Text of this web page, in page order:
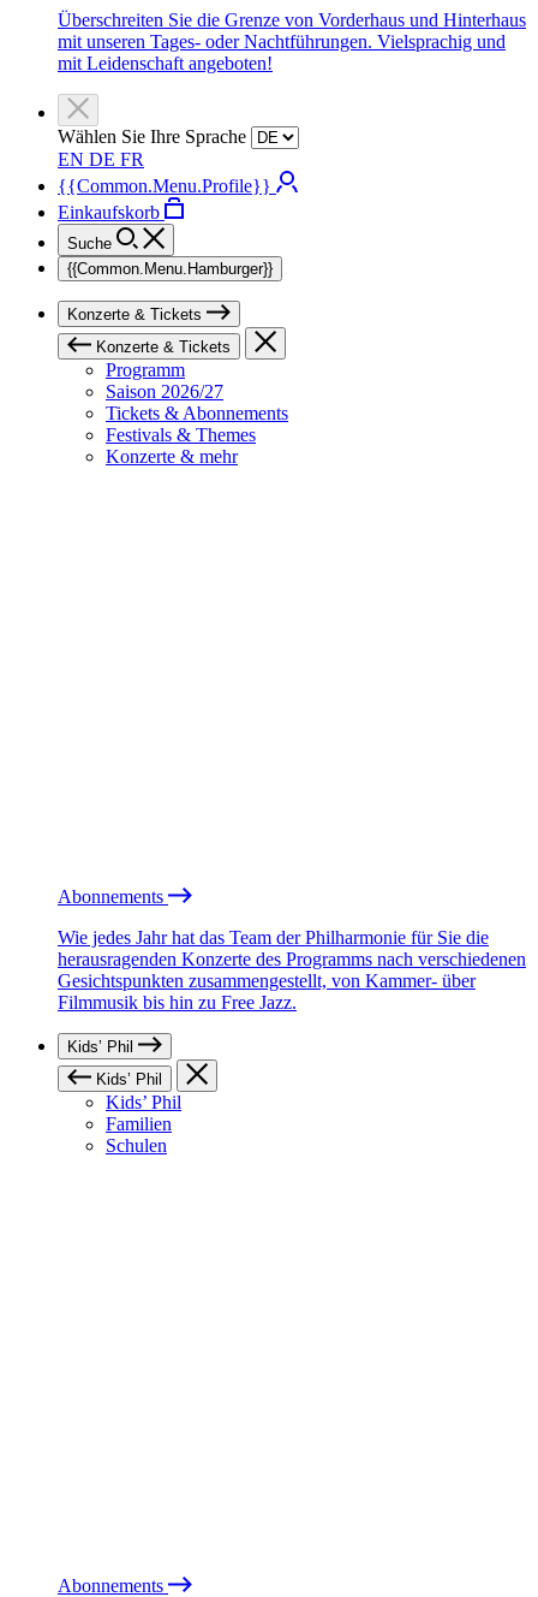
Überschreiten Sie die Grenze von Vorderhaus und Hinterhaus
mit unseren Tages- oder Nachtführungen. Vielsprachig und
mit Leidenschaft angeboten!
Wählen Sie Ihre Sprache
EN DE FR
{{Common.Menu.Profile}}
Einkaufskorb
Suche
{{Common.Menu.Hamburger}}
Konzerte & Tickets
Konzerte & Tickets
Programm
Saison 2026/27
Tickets & Abonnements
Festivals & Themes
Konzerte & mehr
Abonnements
Wie jedes Jahr hat das Team der Philharmonie für Sie die
herausragenden Konzerte des Programms nach verschiedenen
Gesichtspunkten zusammengestellt, von Kammer- über
Filmmusik bis hin zu Free Jazz.
Kids’ Phil
Kids’ Phil
Kids’ Phil
Familien
Schulen
Abonnements